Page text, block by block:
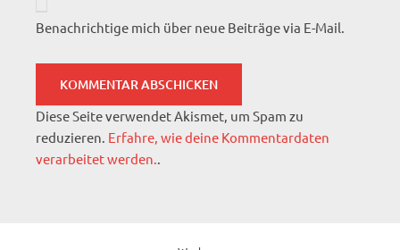
Benachrichtige mich über neue Beiträge via E-Mail.
Diese Seite verwendet Akismet, um Spam zu
reduzieren. Erfahre, wie deine Kommentardaten
verarbeitet werden..